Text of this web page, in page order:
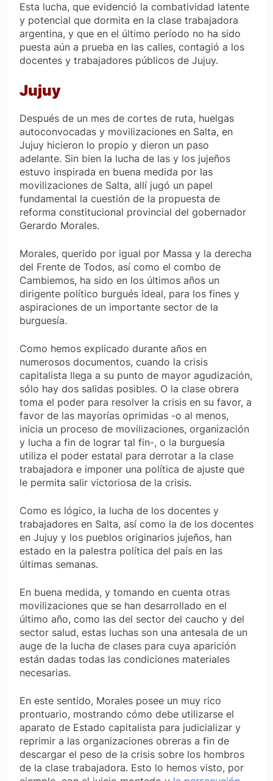
Esta lucha, que evidenció la combatividad latente
y potencial que dormita en la clase trabajadora
argentina, y que en el último período no ha sido
puesta aún a prueba en las calles, contagió a los
docentes y trabajadores públicos de Jujuy.
Jujuy
Después de un mes de cortes de ruta, huelgas
autoconvocadas y movilizaciones en Salta, en
Jujuy hicieron lo propio y dieron un paso
adelante. Sin bien la lucha de las y los jujeños
estuvo inspirada en buena medida por las
movilizaciones de Salta, allí jugó un papel
fundamental la cuestión de la propuesta de
reforma constitucional provincial del gobernador
Gerardo Morales.
Morales, querido por igual por Massa y la derecha
del Frente de Todos, así como el combo de
Cambiemos, ha sido en los últimos años un
dirigente político burgués ideal, para los fines y
aspiraciones de un importante sector de la
burguesía.
Como hemos explicado durante años en
numerosos documentos, cuando la crisis
capitalista llega a su punto de mayor agudización,
sólo hay dos salidas posibles. O la clase obrera
toma el poder para resolver la crisis en su favor, a
favor de las mayorías oprimidas -o al menos,
inicia un proceso de movilizaciones, organización
y lucha a fin de lograr tal fin-, o la burguesía
utiliza el poder estatal para derrotar a la clase
trabajadora e imponer una política de ajuste que
le permita salir victoriosa de la crisis.
Como es lógico, la lucha de los docentes y
trabajadores en Salta, así como la de los docentes
en Jujuy y los pueblos originarios jujeños, han
estado en la palestra política del país en las
últimas semanas.
En buena medida, y tomando en cuenta otras
movilizaciones que se han desarrollado en el
último año, como las del sector del caucho y del
sector salud, estas luchas son una antesala de un
auge de la lucha de clases para cuya aparición
están dadas todas las condiciones materiales
necesarias.
En este sentido, Morales posee un muy rico
prontuario, mostrando cómo debe utilizarse el
aparato de Estado capitalista para judicializar y
reprimir a las organizaciones obreras a fin de
descargar el peso de la crisis sobre los hombros
de la clase trabajadora. Esto lo hemos visto, por